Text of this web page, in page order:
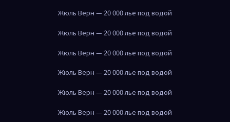
Жюль Верн — 20 000 лье под водой
Жюль Верн — 20 000 лье под водой
Жюль Верн — 20 000 лье под водой
Жюль Верн — 20 000 лье под водой
Жюль Верн — 20 000 лье под водой
Жюль Верн — 20 000 лье под водой